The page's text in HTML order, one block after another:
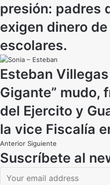
presión: padres
exigen dinero
escolares.
Esteban
Gigante” mudo,
del Ejercito y
la vice Fiscalía
Anterior Siguiente
Suscríbete al